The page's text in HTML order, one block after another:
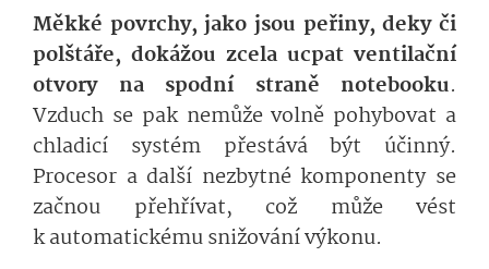
Měkké povrchy, jako jsou peřiny, deky či
polštáře, dokážou zcela ucpat ventilační
otvory na spodní straně notebooku.
Vzduch se pak nemůže volně pohybovat a
chladicí systém přestává být účinný.
Procesor a další nezbytné komponenty se
začnou přehřívat, což může vést
k automatickému snižování výkonu.